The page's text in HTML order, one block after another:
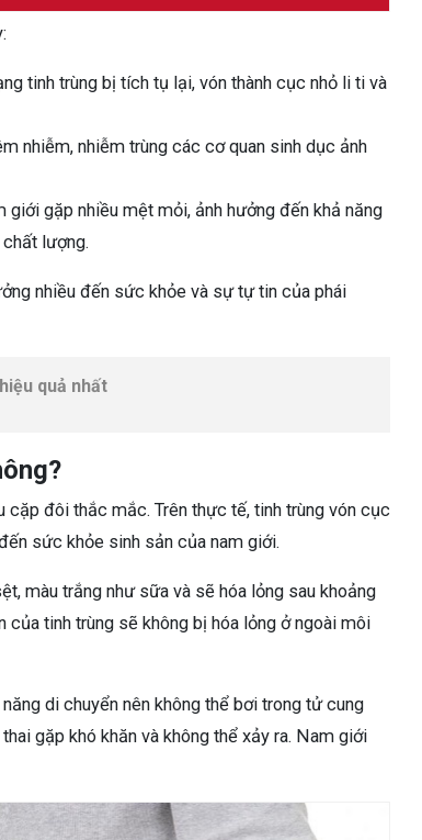
tinh trùng bị tích tụ lại, vón thành cục nhỏ li ti và
nhiễm, nhiễm trùng các cơ quan sinh dục ảnh
gặp nhiều mệt mỏi, ảnh hưởng đến khả năng
lượng.
nhiều đến sức khỏe và sự tự tin của phái
hiệu quả nhất
đôi thắc mắc. Trên thực tế, tinh trùng vón cục
sức khỏe sinh sản của nam giới.
màu trắng như sữa và sẽ hóa lỏng sau khoảng
của tinh trùng sẽ không bị hóa lỏng ở ngoài môi
di chuyển nên không thể bơi trong tử cung
gặp khó khăn và không thể xảy ra. Nam giới